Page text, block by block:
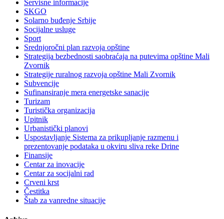
Servisne informacije
SKGO
Solarno buđenje Srbije
Socijalne usluge
Sport
Srednjoročni plan razvoja opštine
Strategija bezbednosti saobraćaja na putevima opštine Mali
Zvornik
Strategije ruralnog razvoja opštine Mali Zvornik
Subvencije
Sufinansiranje mera energetske sanacije
Turizam
Turistička organizacija
Upitnik
Urbanistički planovi
Uspostavljanje Sistema za prikupljanje razmenu i
prezentovanje podataka u okviru sliva reke Drine
Finansije
Centar za inovacije
Centar za socijalni rad
Crveni krst
Čestitka
Štab za vanredne situacije